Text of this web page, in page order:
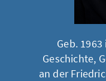
Geb.
Geschichte,
an der